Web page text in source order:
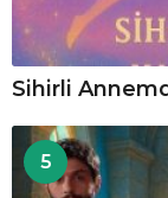
Sihirli
5